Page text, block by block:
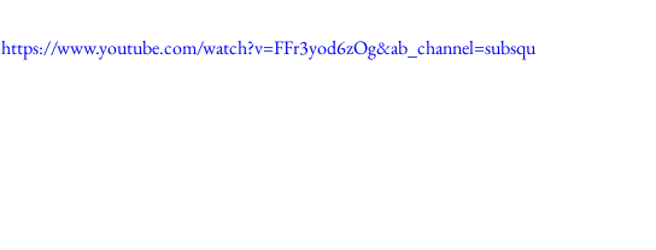
https://www.youtube.com/watch?v=FFr3yod6zOg&ab_channel=subsqu